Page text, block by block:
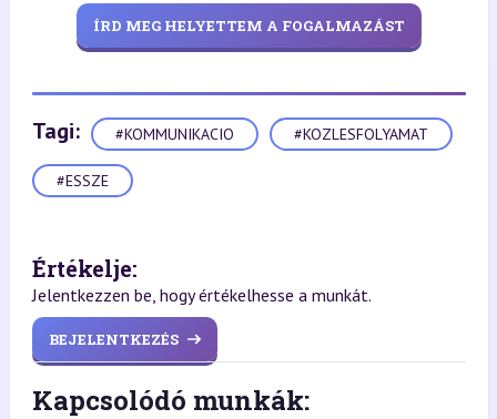
ÍRD MEG HELYETTEM A FOGALMAZÁST
Tagi: #KOMMUNIKACIO #KOZLESFOLYAMAT
#ESSZE
Értékelje:
Jelentkezzen be, hogy értékelhesse a munkát.
BEJELENTKEZÉS
Kapcsolódó munkák: